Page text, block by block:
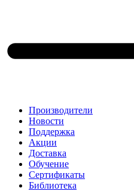
Производители
Новости
Поддержка
Акции
Доставка
Обучение
Сертификаты
Библиотека